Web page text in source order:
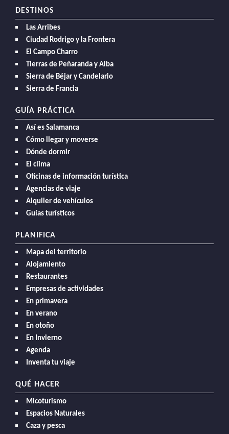
DESTINOS
Las Arribes
Ciudad Rodrigo y la Frontera
El Campo Charro
Tierras de Peñaranda y Alba
Sierra de Béjar y Candelario
Sierra de Francia
GUÍA PRÁCTICA
Así es Salamanca
Cómo llegar y moverse
Dónde dormir
El clima
Oficinas de información turística
Agencias de viaje
Alquiler de vehículos
Guías turísticos
PLANIFICA
Mapa del territorio
Alojamiento
Restaurantes
Empresas de actividades
En primavera
En verano
En otoño
En Invierno
Agenda
Inventa tu viaje
QUÉ HACER
Micoturismo
Espacios Naturales
Caza y pesca